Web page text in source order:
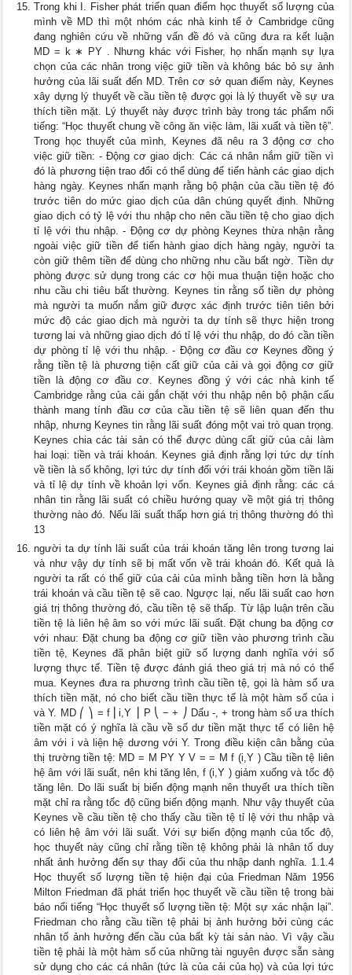
Trong khi I. Fisher phát triển quan điểm học thuyết số lượng của
mình về MD thì một nhóm các nhà kinh tế ở Cambridge cũng
đang nghiên cứu về những vấn đề đó và cũng đưa ra kết luận
MD = k ∗ PY . Nhưng khác với Fisher, họ nhấn mạnh sự lựa
chọn của các nhân trong việc giữ tiền và không bác bỏ sự ảnh
hưởng của lãi suất đến MD. Trên cơ sở quan điểm này, Keynes
xây dựng lý thuyết về cầu tiền tệ được gọi là lý thuyết về sự ưa
thích tiền mặt. Lý thuyết này được trình bày trong tác phẩm nổi
tiếng: “Học thuyết chung về công ăn việc làm, lãi xuất và tiền tệ”.
Trong học thuyết của mình, Keynes đã nêu ra 3 động cơ cho
việc giữ tiền: - Động cơ giao dịch: Các cá nhân nắm giữ tiền vì
đó là phương tiện trao đổi có thể dùng để tiến hành các giao dịch
hàng ngày. Keynes nhấn mạnh rằng bộ phận của cầu tiền tệ đó
trước tiên do mức giao dịch của dân chúng quyết định. Những
giao dịch có tỷ lệ với thu nhập cho nên cầu tiền tệ cho giao dịch
tỉ lệ với thu nhập. - Động cơ dự phòng Keynes thừa nhận rằng
ngoài việc giữ tiền để tiến hành giao dịch hàng ngày, người ta
còn giữ thêm tiền để dùng cho những nhu cầu bất ngờ. Tiền dự
phòng được sử dụng trong các cơ hội mua thuận tiện hoặc cho
nhu cầu chi tiêu bất thường. Keynes tin rằng số tiền dự phòng
mà người ta muốn nắm giữ được xác định trước tiên tiên bởi
mức độ các giao dịch mà người ta dự tính sẽ thực hiện trong
tương lai và những giao dịch đó tỉ lệ với thu nhập, do đó cần tiền
dự phòng tỉ lệ với thu nhập. - Động cơ đầu cơ Keynes đồng ý
rằng tiền tệ là phương tiện cất giữ của cải và gọi động cơ giữ
tiền là động cơ đầu cơ. Keynes đồng ý với các nhà kinh tế
Cambridge rằng của cải gắn chặt với thu nhập nên bộ phận cấu
thành mang tính đầu cơ của cầu tiền tệ sẽ liên quan đến thu
nhập, nhưng Keynes tin rằng lãi suất đóng một vai trò quan trọng.
Keynes chia các tài sản có thể được dùng cất giữ của cải làm
hai loại: tiền và trái khoán. Keynes giả định rằng lợi tức dự tính
về tiền là số không, lợi tức dự tính đối với trái khoán gồm tiền lãi
và tỉ lệ dự tính về khoản lợi vốn. Keynes giả định rằng: các cá
nhân tin rằng lãi suất có chiều hướng quay về một giá trị thông
thường nào đó. Nếu lãi suất thấp hơn giá trị thông thường đó thì
13
người ta dự tính lãi suất của trái khoán tăng lên trong tương lai
và như vậy dự tính sẽ bị mất vốn về trái khoán đó. Kết quả là
người ta rất có thể giữ của cải của mình bằng tiền hơn là bằng
trái khoán và cầu tiền tệ sẽ cao. Ngược lại, nếu lãi suất cao hơn
giá trị thông thường đó, cầu tiền tệ sẽ thấp. Từ lập luận trên cầu
tiền tệ là liên hệ âm so với mức lãi suất. Đặt chung ba động cơ
với nhau: Đặt chung ba động cơ giữ tiền vào phương trình cầu
tiền tệ, Keynes đã phân biệt giữ số lượng danh nghĩa với số
lượng thực tế. Tiền tệ được đánh giá theo giá trị mà nó có thể
mua. Keynes đưa ra phương trình cầu tiền tệ, gọi là hàm số ưa
thích tiền mặt, nó cho biết cầu tiền thực tế là một hàm số của i
và Y. MD ⎛ ⎞ = f ⎜i,Y ⎟ P ⎝ − + ⎠ Dấu -, + trong hàm số ưa thích
tiền mặt có ý nghĩa là cầu về số dư tiền mặt thực tế có liên hệ
âm với i và liện hệ dương với Y. Trong điều kiện cân bằng của
thị trường tiền tệ: MD = M PY Y V = = M f (i,Y ) Cầu tiền tệ liên
hệ âm với lãi suất, nên khi tăng lên, f (i,Y ) giảm xuống và tốc độ
tăng lên. Do lãi suất bị biến động mạnh nên thuyết ưa thích tiền
mặt chỉ ra rằng tốc độ cũng biến động mạnh. Như vậy thuyết của
Keynes về cầu tiền tệ cho thấy cầu tiền tệ tỉ lệ với thu nhập và
có liên hệ âm với lãi suất. Với sự biến động mạnh của tốc độ,
học thuyết này cũng chỉ rằng tiền tệ không phải là nhân tố duy
nhất ảnh hưởng đến sự thay đổi của thu nhập danh nghĩa. 1.1.4
Học thuyết số lượng tiền tệ hiện đại của Friedman Năm 1956
Milton Friedman đã phát triển học thuyết về cầu tiền tệ trong bài
báo nổi tiếng “Học thuyết số lượng tiền tệ: Một sự xác nhận lại”.
Friedman cho rằng cầu tiền tệ phải bị ảnh hưởng bởi cùng các
nhân tố ảnh hưởng đến cầu của bất kỳ tài sản nào. Vì vậy cầu
tiền tệ phải là một hàm số của những tài nguyên được sẵn sàng
sử dụng cho các cá nhân (tức là của cải của họ) và của lợi tức